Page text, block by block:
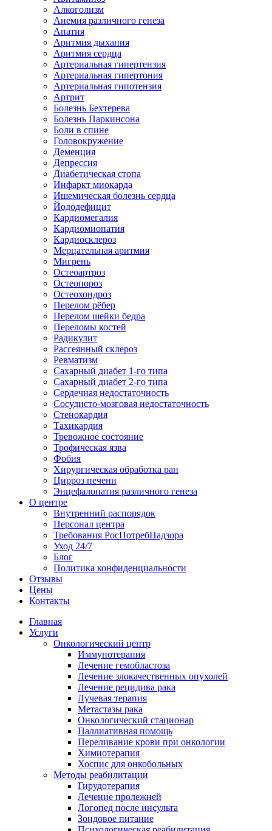
Алкоголизм
Анемия различного генеза
Апатия
Аритмия дыхания
Аритмия сердца
Артериальная гипертензия
Артериальная гипертония
Артериальная гипотензия
Артрит
Болезнь Бехтерева
Болезнь Паркинсона
Боли в спине
Головокружение
Деменция
Депрессия
Диабетическая стопа
Инфаркт миокарда
Ишемическая болезнь сердца
Йододефицит
Кардиомегалия
Кардиомиопатия
Кардиосклероз
Мерцательная аритмия
Мигрень
Остеоартроз
Остеопороз
Остеохондроз
Перелом рёбер
Перелом шейки бедра
Переломы костей
Радикулит
Рассеянный склероз
Ревматизм
Сахарный диабет 1-го типа
Сахарный диабет 2-го типа
Сердечная недостаточность
Сосудисто-мозговая недостаточность
Стенокардия
Тахикардия
Тревожное состояние
Трофическая язва
Фобия
Хирургическая обработка ран
Цирроз печени
Энцефалопатия различного генеза
О центре
Внутренний распорядок
Персонал центра
Требования РосПотребНадзора
Уход 24/7
Блог
Политика конфиденциальности
Отзывы
Цены
Контакты
Главная
Услуги
Онкологический центр
Иммунотерапия
Лечение гемобластоза
Лечение злокачественных опухолей
Лечение рецидива рака
Лучевая терапия
Метастазы рака
Онкологический стационар
Паллиативная помощь
Переливание крови при онкологии
Химиотерапия
Хоспис для онкобольных
Методы реабилитации
Гирудотерапия
Лечение пролежней
Логопед после инсульта
Зондовое питание